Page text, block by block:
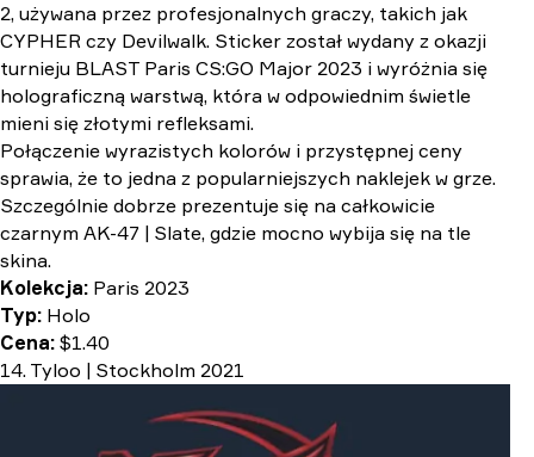
2, używana przez profesjonalnych graczy, takich jak
CYPHER czy Devilwalk. Sticker został wydany z okazji
turnieju BLAST Paris CS:GO Major 2023 i wyróżnia się
holograficzną warstwą, która w odpowiednim świetle
mieni się złotymi refleksami.
Połączenie wyrazistych kolorów i przystępnej ceny
sprawia, że to jedna z popularniejszych naklejek w grze.
Szczególnie dobrze prezentuje się na całkowicie
czarnym AK-47 | Slate, gdzie mocno wybija się na tle
skina.
Kolekcja: Paris 2023
Typ: Holo
Cena: $1.40
14. Tyloo | Stockholm 2021